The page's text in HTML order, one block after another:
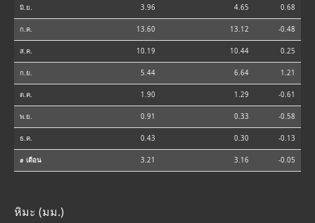
มิ.ย. 3.96 4.65 0.68
ก.ค. 13.60 13.12 -0.48
ส.ค. 10.19 10.44 0.25
ก.ย. 5.44 6.64 1.21
ต.ค. 1.90 1.29 -0.61
พ.ย. 0.91 0.33 -0.58
ธ.ค. 0.43 0.30 -0.13
⌀ เดือน 3.21 3.16 -0.05
หิมะ (มม.)